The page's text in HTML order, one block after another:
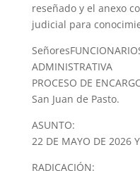
reseñado y el anexo
judicial para
ADMINISTRATIVA
PROCESO DE
San Juan de Pasto.
ASUNTO:
22 DE MAYO DE 2026
RADICACIÓN: